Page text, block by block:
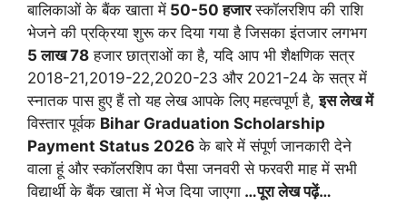
बालिकाओं के बैंक खाता में 50-50 हजारस्कॉलरशिप की राशि
भेजने की प्रक्रिया शुरू कर दिया गया है जिसका इंतजार लगभग
5 लाख 78 हजार छात्राओं का है, यदि आप भी शैक्षणिक सत्र
2018-21,2019-22,2020-23 और 2021-24 के सत्र में
स्नातक पास हुए हैं तो यह लेख आपके लिए महत्वपूर्ण है,इस लेख में
विस्तार पूर्वक Bihar Graduation Scholarship
Payment Status 2026 के बारे में संपूर्ण जानकारी देने
वाला हूं और स्कॉलरशिप का पैसा जनवरी से फरवरी माह में सभी
विद्यार्थी के बैंक खाता में भेज दिया जाएगा …पूरा लेख पढ़ें…